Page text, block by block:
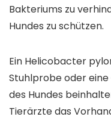
Bakteriums zu
Hundes zu schützen.
Ein Helicobacter
Stuhlprobe oder
des Hundes
Tierärzte das